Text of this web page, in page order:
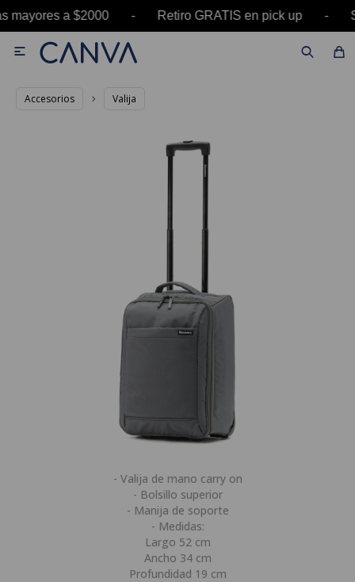
mayores a $2000 - Retiro GRATIS en pick up

Accesorios Valija
- Valija de mano carry on
- Bolsillo superior
- Manija de soporte
- Medidas:
Largo 52 cm
Ancho 34 cm
Profundidad 19 cm